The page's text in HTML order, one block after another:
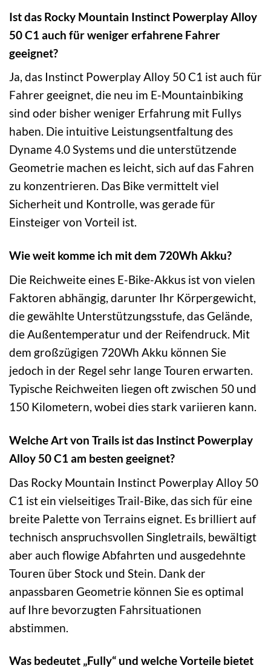
Ist das Rocky Mountain Instinct Powerplay Alloy
50 C1 auch für weniger erfahrene Fahrer
geeignet?
Ja, das Instinct Powerplay Alloy 50 C1 ist auch für
Fahrer geeignet, die neu im E-Mountainbiking
sind oder bisher weniger Erfahrung mit Fullys
haben. Die intuitive Leistungsentfaltung des
Dyname 4.0 Systems und die unterstützende
Geometrie machen es leicht, sich auf das Fahren
zu konzentrieren. Das Bike vermittelt viel
Sicherheit und Kontrolle, was gerade für
Einsteiger von Vorteil ist.
Wie weit komme ich mit dem 720Wh Akku?
Die Reichweite eines E-Bike-Akkus ist von vielen
Faktoren abhängig, darunter Ihr Körpergewicht,
die gewählte Unterstützungsstufe, das Gelände,
die Außentemperatur und der Reifendruck. Mit
dem großzügigen 720Wh Akku können Sie
jedoch in der Regel sehr lange Touren erwarten.
Typische Reichweiten liegen oft zwischen 50 und
150 Kilometern, wobei dies stark variieren kann.
Welche Art von Trails ist das Instinct Powerplay
Alloy 50 C1 am besten geeignet?
Das Rocky Mountain Instinct Powerplay Alloy 50
C1 ist ein vielseitiges Trail-Bike, das sich für eine
breite Palette von Terrains eignet. Es brilliert auf
technisch anspruchsvollen Singletrails, bewältigt
aber auch flowige Abfahrten und ausgedehnte
Touren über Stock und Stein. Dank der
anpassbaren Geometrie können Sie es optimal
auf Ihre bevorzugten Fahrsituationen
abstimmen.
Was bedeutet „Fully“ und welche Vorteile bietet